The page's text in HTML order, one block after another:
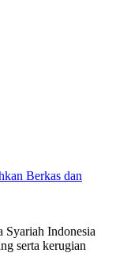
Berkas dan
Syariah Indonesia
serta kerugian